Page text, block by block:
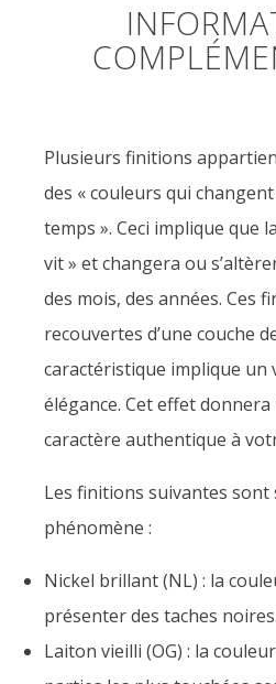
Plusieurs finitions
des « couleurs qui
temps ». Ceci implique que
vit » et changera ou
des mois, des années. Ces
recouvertes d’une couche
caractéristique implique un
élégance. Cet effet donnera
caractère authentique à
Les finitions suivantes sont
phénomène :
Nickel brillant (NL) : la
présenter des taches noires.
Laiton vieilli (OG) : la